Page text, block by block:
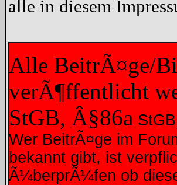
alle in diesem
Alle BeitrÃ¤ge/
verÃ¶ffentlicht
StGB, Â§86a StGB
Wer BeitrÃ¤ge im
bekannt gibt, ist
Ã¼berprÃ¼fen ob